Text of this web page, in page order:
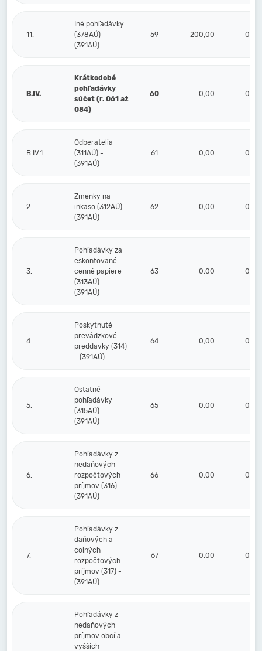
11.
Iné pohľadávky
(378AÚ) -
(391AÚ)
59 200,00 0,00
B.IV.
Krátkodobé
pohľadávky
súčet (r. 061 až
084)
60 0,00 0,00
B.IV.1
Odberatelia
(311AÚ) -
(391AÚ)
61 0,00 0,00
2.
Zmenky na
inkaso (312AÚ) -
(391AÚ)
62 0,00 0,00
3.
Pohľadávky za
eskontované
cenné papiere
(313AÚ) -
(391AÚ)
63 0,00 0,00
4.
Poskytnuté
prevádzkové
preddavky (314)
- (391AÚ)
64 0,00 0,00
5.
Ostatné
pohľadávky
(315AÚ) -
(391AÚ)
65 0,00 0,00
6.
Pohľadávky z
nedaňových
rozpočtových
príjmov (316) -
(391AÚ)
66 0,00 0,00
7.
Pohľadávky z
daňových a
colných
rozpočtových
príjmov (317) -
(391AÚ)
67 0,00 0,00
Pohľadávky z
nedaňových
príjmov obcí a
vyšších